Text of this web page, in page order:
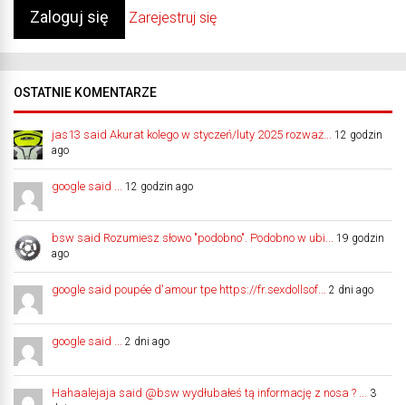
Zarejestruj się
OSTATNIE KOMENTARZE
jas13 said Akurat kolego w styczeń/luty 2025 rozważ...
12 godzin
ago
google said ... 12 godzin ago
bsw said Rozumiesz słowo "podobno". Podobno w ubi...
19 godzin
ago
google said poupée d'amour tpe https://fr.sexdollsof... 2 dni ago
google said ... 2 dni ago
Hahaalejaja said @bsw wydłubałeś tą informację z nosa ? ...
3